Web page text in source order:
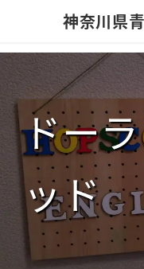
神奈川県
ドー
ッド